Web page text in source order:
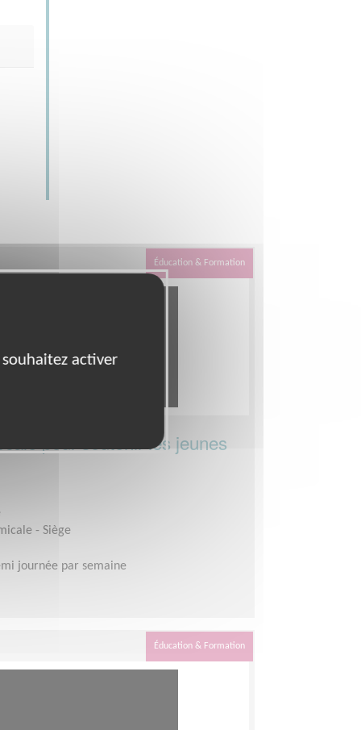
Éducation & Formation
pour soutenir les jeunes
- Siège
journée par semaine
Éducation & Formation
activer